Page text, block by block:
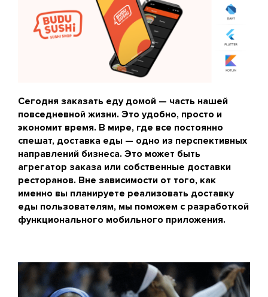
Сегодня заказать еду домой — часть нашей
повседневной жизни. Это удобно, просто и
экономит время. В мире, где все постоянно
спешат, доставка еды — одно из перспективных
направлений бизнеса. Это может быть
агрегатор заказа или собственные доставки
ресторанов. Вне зависимости от того, как
именно вы планируете реализовать доставку
еды пользователям, мы поможем с разработкой
функционального мобильного приложения.